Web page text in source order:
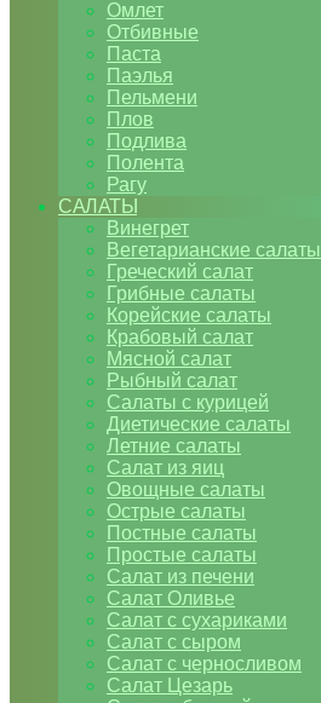
Омлет
Отбивные
Паста
Паэлья
Пельмени
Плов
Подлива
Полента
Рагу
САЛАТЫ
Винегрет
Вегетарианские салаты
Греческий салат
Грибные салаты
Корейские салаты
Крабовый салат
Мясной салат
Рыбный салат
Салаты с курицей
Диетические салаты
Летние салаты
Салат из яиц
Овощные салаты
Острые салаты
Постные салаты
Простые салаты
Салат из печени
Салат Оливье
Салат с сухариками
Салат с сыром
Салат с черносливом
Салат Цезарь